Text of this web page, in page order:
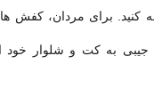
کنید. برای مردان، کفش
جیبی به کت و شلوار خود